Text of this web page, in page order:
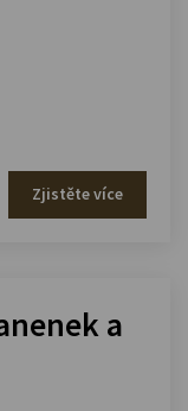
Zjistěte více
a